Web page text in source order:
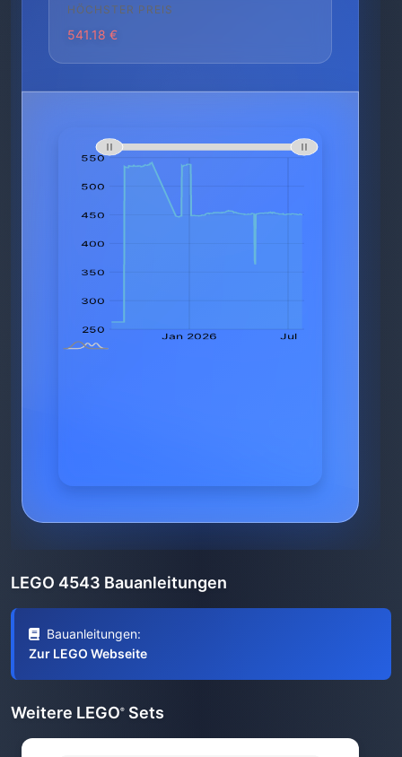
HÖCHSTER PREIS
541.18 €
LEGO 4543 Bauanleitungen
Bauanleitungen:
Zur LEGO Webseite
Weitere LEGO® Sets